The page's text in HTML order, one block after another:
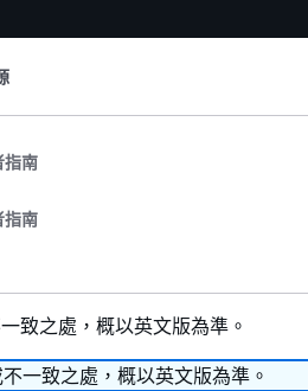
指南
指南
致之處，概以英文版為準。
一致之處，概以英文版為準。